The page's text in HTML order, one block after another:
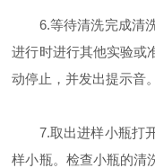
6.等待清洗完成清洗
进行时进行其他实验或
动停止，并发出提示音。
7.取出进样小瓶打开
样小瓶。检查小瓶的清